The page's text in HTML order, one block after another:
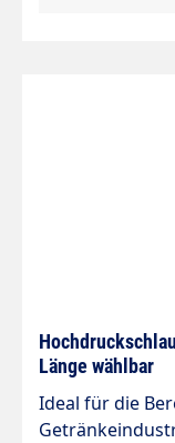
Gummi.
Innenseele
2
Länge wählbar
Ideal für die